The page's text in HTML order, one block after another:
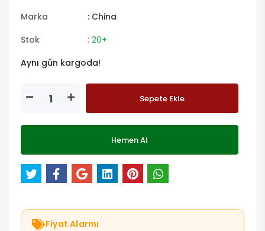
Marka
: China
Stok
: 20+
Aynı gün kargoda!
Sepete Ekle
Hemen Al
Fiyat Alarmı